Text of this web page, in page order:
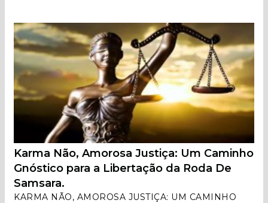
Karma Não, Amorosa Justiça: Um Caminho
Gnóstico para a Libertação da Roda De
Samsara.
KARMA NÃO, AMOROSA JUSTIÇA: UM CAMINHO